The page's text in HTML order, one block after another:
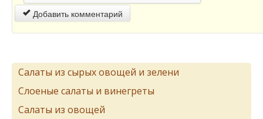
Добавить комментарий
Салаты из сырых овощей и зелени
Слоеные салаты и винегреты
Салаты из овощей